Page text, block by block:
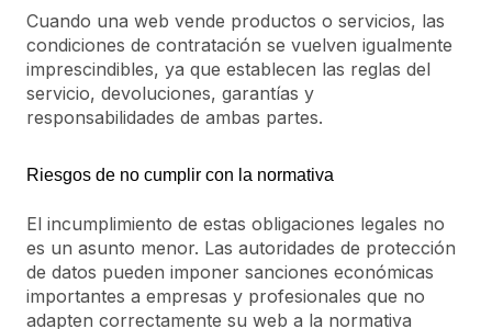
Cuando una web vende productos o servicios, las
condiciones de contratación se vuelven igualmente
imprescindibles, ya que establecen las reglas del
servicio, devoluciones, garantías y
responsabilidades de ambas partes.
Riesgos de no cumplir con la normativa
El incumplimiento de estas obligaciones legales no
es un asunto menor. Las autoridades de protección
de datos pueden imponer sanciones económicas
importantes a empresas y profesionales que no
adapten correctamente su web a la normativa